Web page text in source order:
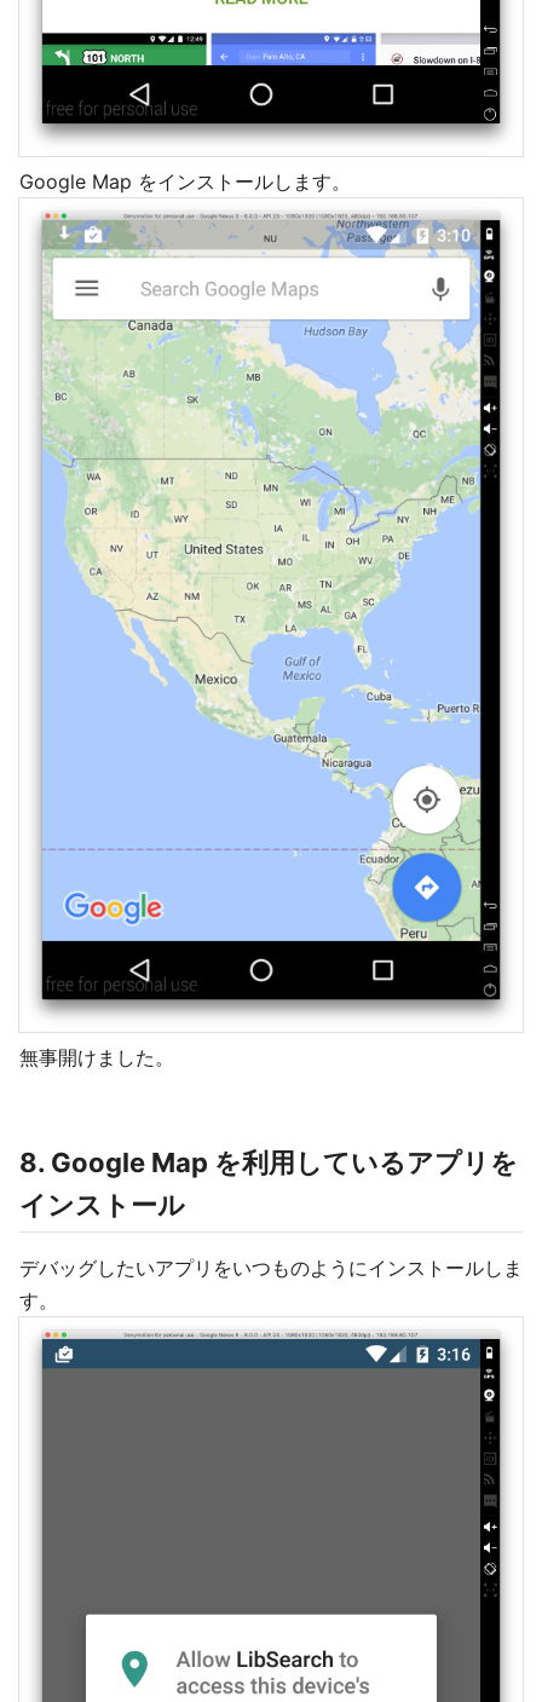
Google Map をインストールします。
無事開けました。
8. Google Map を利用しているアプリを
インストール
デバッグしたいアプリをいつものようにインストールしま
す。